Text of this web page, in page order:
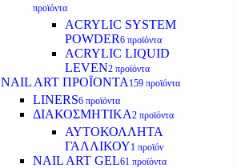
προϊόντα
ACRYLIC SYSTEM
POWDER6 προϊόντα
ACRYLIC LIQUID
LEVEN2 προϊόντα
NAIL ART ΠΡΟΪΟΝΤΑ 159 προϊόντα
LINERS6 προϊόντα
ΔΙΑΚΟΣΜΗΤΙΚΑ2 προϊόντα
ΑΥΤΟΚΟΛΛΗΤΑ
ΓΑΛΛΙΚΟΥ1 προϊόν
NAIL ART GEL61 προϊόντα